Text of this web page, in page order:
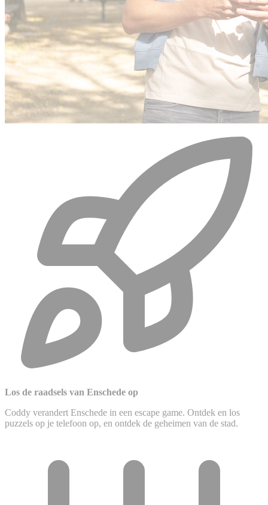
Los de raadsels van Enschede op
Coddy verandert Enschede in een escape game. Ontdek en los
puzzels op je telefoon op, en ontdek de geheimen van de stad.